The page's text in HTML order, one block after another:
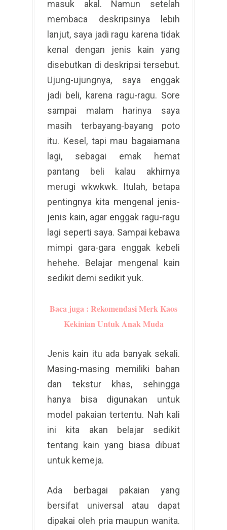
masuk akal. Namun setelah
membaca deskripsinya lebih
lanjut, saya jadi ragu karena tidak
kenal dengan jenis kain yang
disebutkan di deskripsi tersebut.
Ujung-ujungnya, saya enggak
jadi beli, karena ragu-ragu. Sore
sampai malam harinya saya
masih terbayang-bayang poto
itu. Kesel, tapi mau bagaiamana
lagi, sebagai emak hemat
pantang beli kalau akhirnya
merugi wkwkwk. Itulah, betapa
pentingnya kita mengenal jenis-
jenis kain, agar enggak ragu-ragu
lagi seperti saya. Sampai kebawa
mimpi gara-gara enggak kebeli
hehehe. Belajar mengenal kain
sedikit demi sedikit yuk.
Baca juga : Rekomendasi Merk Kaos
Kekinian Untuk Anak Muda
Jenis kain itu ada banyak sekali.
Masing-masing memiliki bahan
dan tekstur khas, sehingga
hanya bisa digunakan untuk
model pakaian tertentu. Nah kali
ini kita akan belajar sedikit
tentang kain yang biasa dibuat
untuk kemeja.
Ada berbagai pakaian yang
bersifat universal atau dapat
dipakai oleh pria maupun wanita.